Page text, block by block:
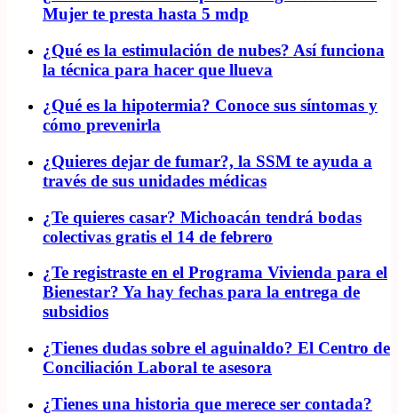
Mujer te presta hasta 5 mdp
¿Qué es la estimulación de nubes? Así funciona
la técnica para hacer que llueva
¿Qué es la hipotermia? Conoce sus síntomas y
cómo prevenirla
¿Quieres dejar de fumar?, la SSM te ayuda a
través de sus unidades médicas
¿Te quieres casar? Michoacán tendrá bodas
colectivas gratis el 14 de febrero
¿Te registraste en el Programa Vivienda para el
Bienestar? Ya hay fechas para la entrega de
subsidios
¿Tienes dudas sobre el aguinaldo? El Centro de
Conciliación Laboral te asesora
¿Tienes una historia que merece ser contada?